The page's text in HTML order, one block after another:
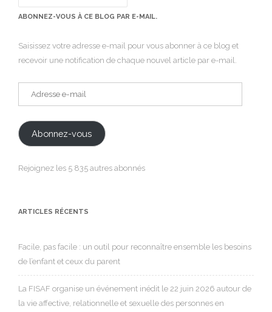
ABONNEZ-VOUS À CE BLOG PAR E-MAIL.
Saisissez votre adresse e-mail pour vous abonner à ce blog et
recevoir une notification de chaque nouvel article par e-mail.
Adresse
e-
Abonnez-vous
Rejoignez les 5 835 autres abonnés
ARTICLES RÉCENTS
Facile, pas facile : un outil pour reconnaître ensemble les besoins
de l’enfant et ceux du parent
La FISAF organise un événement inédit le 22 juin 2026 autour de
la vie affective, relationnelle et sexuelle des personnes en